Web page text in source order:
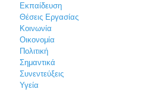
Εκπαίδευση
Θέσεις Εργασίας
Κοινωνία
Οικονομία
Πολιτική
Σημαντικά
Συνεντεύξεις
Υγεία